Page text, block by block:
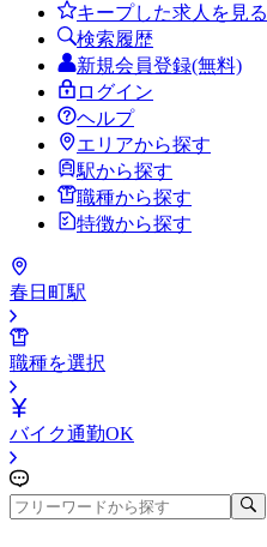
キープした求人を見る
検索履歴
新規会員登録(無料)
ログイン
ヘルプ
エリアから探す
駅から探す
職種から探す
特徴から探す
春日町駅
職種を選択
バイク通勤OK